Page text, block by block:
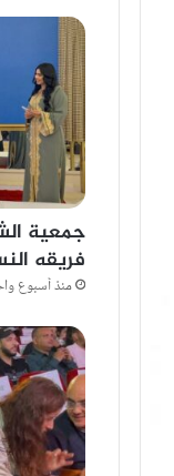
جمعية
فريقه
منذ أسبوع